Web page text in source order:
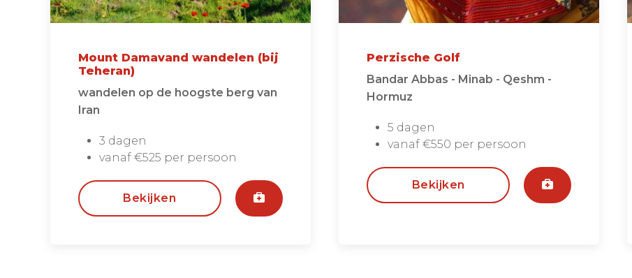
Mount Damavand wandelen (bij
Teheran)
wandelen op de hoogste berg van
Iran
3 dagen
vanaf €525 per persoon
Bekijken
Perzische Golf
Bandar Abbas - Minab - Qeshm -
Hormuz
5 dagen
vanaf €550 per persoon
Bekijken